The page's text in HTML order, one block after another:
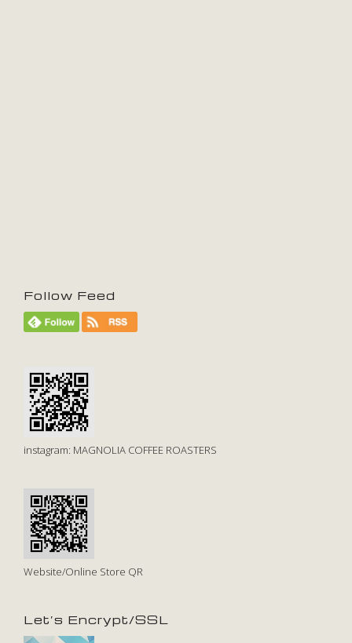
Follow Feed
instagram: MAGNOLIA COFFEE ROASTERS
Website/Online Store QR
Let’s Encrypt/SSL